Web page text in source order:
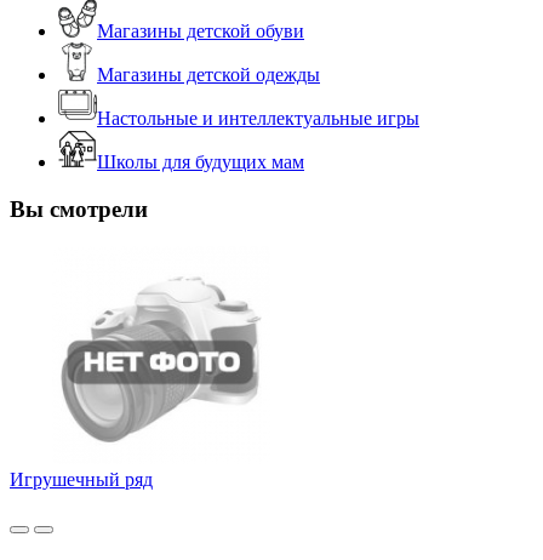
Магазины детской обуви
Магазины детской одежды
Настольные и интеллектуальные игры
Школы для будущих мам
Вы смотрели
Игрушечный ряд